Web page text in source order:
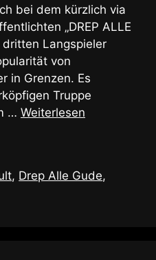
bei dem kürzlich via
„DREP ALLE
dritten Langspieler
von
in Grenzen. Es
Truppe
… Weiterlesen
, Drep Alle Gude,